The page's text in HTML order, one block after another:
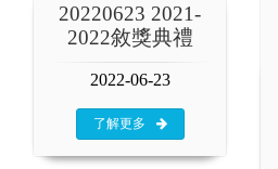
20220623 2021-
2022敘獎典禮
2022-06-23
了解更多